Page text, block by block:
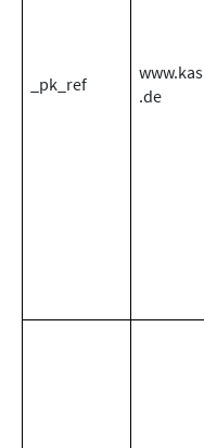
_pk_ref
www.kas
.de